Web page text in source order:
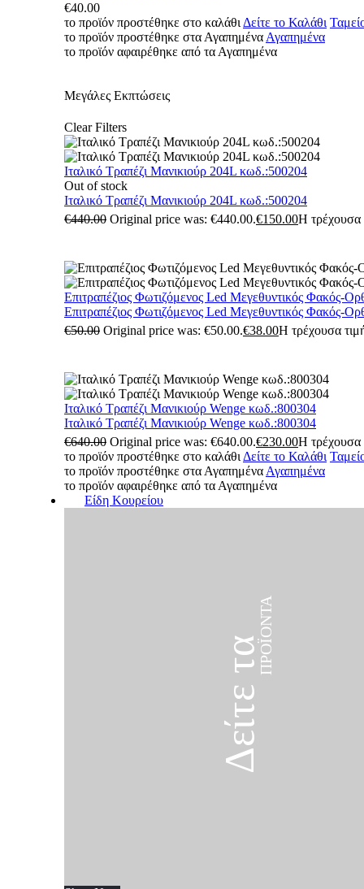
€40.00
το προϊόν προστέθηκε στο καλάθι Δείτε το Καλάθι
το προϊόν προστέθηκε στα Αγαπημένα Αγαπημένα
το προϊόν αφαιρέθηκε από τα Αγαπημένα
Μεγάλες Εκπτώσεις
Clear Filters
Ιταλικό Τραπέζι Μανικιούρ 204L κωδ.:500204
Out of stock
Ιταλικό Τραπέζι Μανικιούρ 204L κωδ.:500204
€440.00 Original price was: €440.00.€150.00Η τρέχουσα
Επιτραπέζιος Φωτιζόμενος Led Μεγεθυντικός Φακός-
Επιτραπέζιος Φωτιζόμενος Led Μεγεθυντικός Φακός-
€50.00 Original price was: €50.00.€38.00Η τρέχουσα
Ιταλικό Τραπέζι Μανικιούρ Wenge κωδ.:800304
Ιταλικό Τραπέζι Μανικιούρ Wenge κωδ.:800304
€640.00 Original price was: €640.00.€230.00Η τρέχουσα
το προϊόν προστέθηκε στο καλάθι Δείτε το Καλάθι
το προϊόν προστέθηκε στα Αγαπημένα Αγαπημένα
το προϊόν αφαιρέθηκε από τα Αγαπημένα
Είδη Κουρείου
Δείτε ταΠΡΟΪΌΝΤΑ